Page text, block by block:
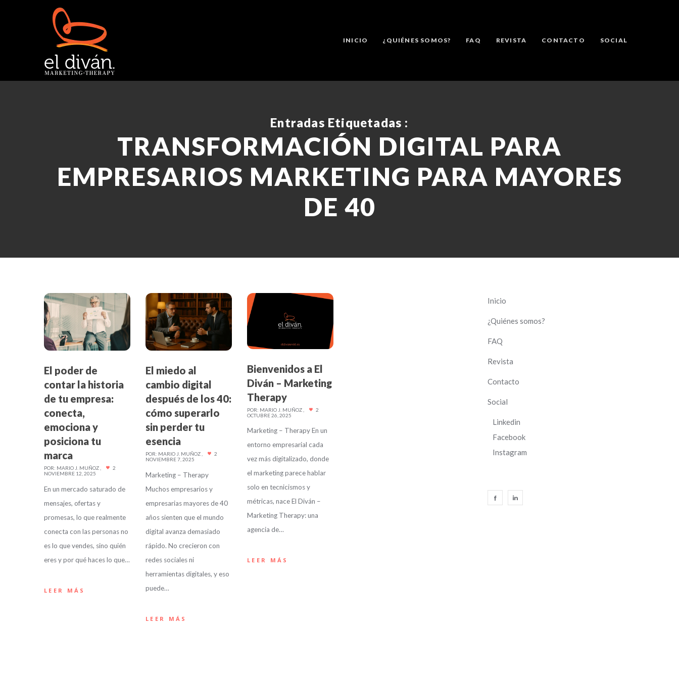
INICIO ¿QUIÉNES SOMOS? FAQ REVISTA CONTACTO SOCIAL
Entradas Etiquetadas :
TRANSFORMACIÓN DIGITAL PARA
EMPRESARIOS MARKETING PARA MAYORES
DE 40
El poder de
contar la historia
de tu empresa:
conecta,
emociona y
posiciona tu
marca
POR: MARIO J. MUÑOZ
NOVIEMBRE 12, 2025
2
En un mercado saturado de
mensajes, ofertas y
promesas, lo que realmente
conecta con las personas no
es lo que vendes, sino quién
eres y por qué haces lo que…
LEER MÁS
El miedo al
cambio digital
después de los 40:
cómo superarlo
sin perder tu
esencia
POR: MARIO J. MUÑOZ
NOVIEMBRE 7, 2025
2
Marketing – Therapy
Muchos empresarios y
empresarias mayores de 40
años sienten que el mundo
digital avanza demasiado
rápido. No crecieron con
redes sociales ni
herramientas digitales, y eso
puede…
LEER MÁS
Bienvenidos a El
Diván – Marketing
Therapy
POR: MARIO J. MUÑOZ
OCTUBRE 26, 2025
2
Marketing – Therapy En un
entorno empresarial cada
vez más digitalizado, donde
el marketing parece hablar
solo en tecnicismos y
métricas, nace El Diván –
Marketing Therapy: una
agencia de…
LEER MÁS
Inicio
¿Quiénes somos?
FAQ
Revista
Contacto
Social
Linkedin
Facebook
Instagram